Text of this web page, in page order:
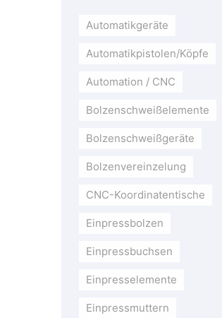
Automatikgeräte
Automatikpistolen/Köpfe
Automation / CNC
Bolzenschweißelemente
Bolzenschweißgeräte
Bolzenvereinzelung
CNC-Koordinatentische
Einpressbolzen
Einpressbuchsen
Einpresselemente
Einpressmuttern